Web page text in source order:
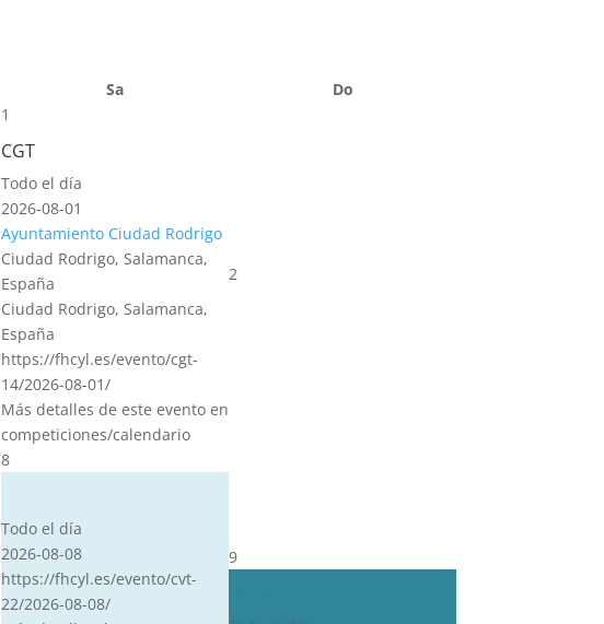
Sa
Do
1
CGT
Todo el día
2026-08-01
Ayuntamiento Ciudad Rodrigo
Ciudad Rodrigo, Salamanca,
España
Ciudad Rodrigo, Salamanca,
España
https://fhcyl.es/evento/cgt-
14/2026-08-01/
Más detalles de este evento en
competiciones/calendario
2
8
Todo el día
2026-08-08
https://fhcyl.es/evento/cvt-
22/2026-08-08/
9